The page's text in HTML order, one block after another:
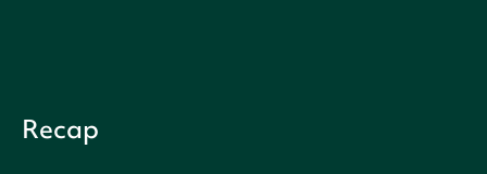
Recap